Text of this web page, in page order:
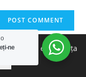
experiența
ne